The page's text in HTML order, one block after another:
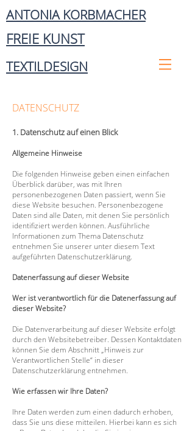
ANTONIA KORBMACHER
FREIE KUNST
TEXTILDESIGN
DATENSCHUTZ
1. Datenschutz auf einen Blick
Allgemeine Hinweise
Die folgenden Hinweise geben einen einfachen
Überblick darüber, was mit Ihren
personenbezogenen Daten passiert, wenn Sie
diese Website besuchen. Personenbezogene
Daten sind alle Daten, mit denen Sie persönlich
identifiziert werden können. Ausführliche
Informationen zum Thema Datenschutz
entnehmen Sie unserer unter diesem Text
aufgeführten Datenschutzerklärung.
Datenerfassung auf dieser Website
Wer ist verantwortlich für die Datenerfassung auf
dieser Website?
Die Datenverarbeitung auf dieser Website erfolgt
durch den Websitebetreiber. Dessen Kontaktdaten
können Sie dem Abschnitt „Hinweis zur
Verantwortlichen Stelle“ in dieser
Datenschutzerklärung entnehmen.
Wie erfassen wir Ihre Daten?
Ihre Daten werden zum einen dadurch erhoben,
dass Sie uns diese mitteilen. Hierbei kann es sich